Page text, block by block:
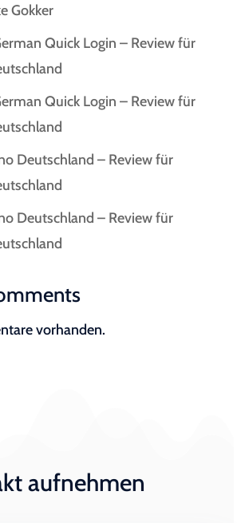
Gokker
Quick Login – Review für
Quick Login – Review für
Deutschland – Review für
Deutschland – Review für
vorhanden.
aufnehmen